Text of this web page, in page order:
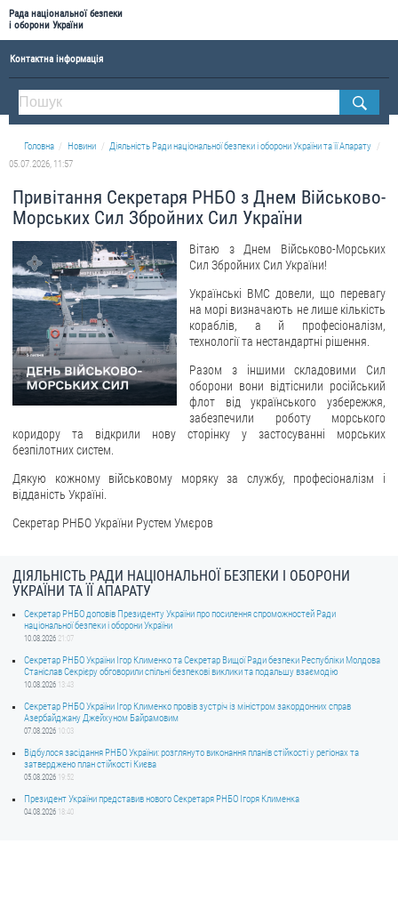
Рада національної безпеки
і оборони України
Контактна інформація
ПРО РНБОУ
Склад Ради національної безпеки і оборони України
Апарат Ради національної безпеки і оборони України
Історична довідка про діяльність Ради національної безпеки і оборони України
ОФІЦІЙНІ ДОКУМЕНТИ
ПРЕСЦЕНТР
Новини
Drone Deals
Фотогалерея
Відеогалерея
ЗВЕРНЕННЯ ГРОМАДЯН
Електронне звернення
ДОСТУП ДО ПУБЛІЧНОЇ ІНФОРМАЦІЇ
Запит на отримання публічної інформації
Облік публічної інформації
Питання запобігання корупції
Публічні закупівлі
ДЕРЖАВНИЙ РЕЄСТР САНКЦІЙ
Головна Новини
Діяльність Ради національної безпеки і оборони України та її Апарату
05.07.2026, 11:57
Привітання Секретаря РНБО з Днем Військово-
Морських Сил Збройних Сил України
Вітаю з Днем Військово-Морських
Сил Збройних Сил України!
Українські ВМС довели, що перевагу
на морі визначають не лише кількість
кораблів, а й професіоналізм,
технології та нестандартні рішення.
Разом з іншими складовими Сил
оборони вони відтіснили російський
флот від українського узбережжя,
забезпечили роботу морського
коридору та відкрили нову сторінку у застосуванні морських
безпілотних систем.
Дякую кожному військовому моряку за службу, професіоналізм і
відданість Україні.
Секретар РНБО України Рустем Умєров
ДІЯЛЬНІСТЬ РАДИ НАЦІОНАЛЬНОЇ БЕЗПЕКИ І ОБОРОНИ
УКРАЇНИ ТА ЇЇ АПАРАТУ
Секретар РНБО доповів Президенту України про посилення спроможностей Ради
національної безпеки і оборони України
10.08.2026 21:07
Секретар РНБО України Ігор Клименко та Секретар Вищої Ради безпеки Республіки Молдова
Станіслав Секрієру обговорили спільні безпекові виклики та подальшу взаємодію
10.08.2026 13:43
Секретар РНБО України Ігор Клименко провів зустріч із міністром закордонних справ
Азербайджану Джейхуном Байрамовим
07.08.2026 10:03
Відбулося засідання РНБО України: розглянуто виконання планів стійкості у регіонах та
затверджено план стійкості Києва
05.08.2026 19:52
Президент України представив нового Секретаря РНБО Ігоря Клименка
04.08.2026 18:40